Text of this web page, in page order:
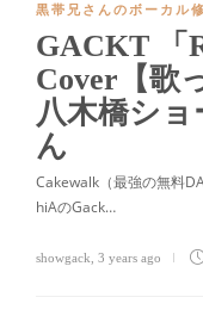
黒帯兄さんのボーカル
GACKT 「
Cover【歌
八木橋ショ
ん
Cakewalk（最強の無料
hiAのGack…
showgack 3 years ago